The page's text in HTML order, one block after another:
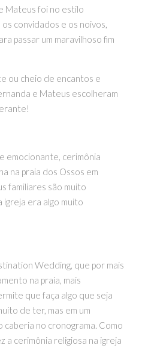
Mateus foi no estilo
convidados e os noivos,
passar um maravilhoso fim
ou cheio de encantos e
e Mateus escolheram
emocionante, cerimônia
na praia dos Ossos em
familiares são muito
igreja era algo muito
Wedding, que por mais
na praia, mais
que faça algo que seja
de ter, mas em um
caberia no cronograma. Como
a cerimônia religiosa na igreja